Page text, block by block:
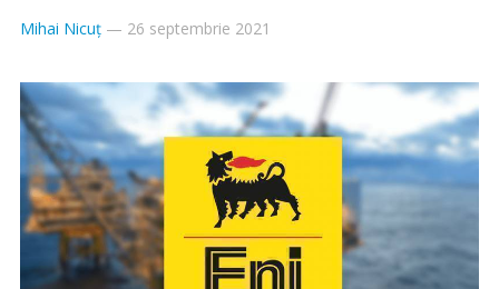
Mihai Nicuț— 26 septembrie 2021